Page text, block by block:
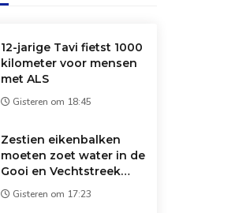
12-jarige Tavi fietst 1000
kilometer voor mensen
met ALS
Gisteren om 18:45
Zestien eikenbalken
moeten zoet water in de
Gooi en Vechtstreek
redden: 'Droger dan
1947'
Gisteren om 17:23